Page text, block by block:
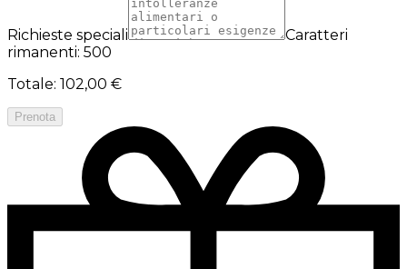
Richieste speciali
Caratteri
rimanenti: 500
Totale: 102,00 €
Prenota